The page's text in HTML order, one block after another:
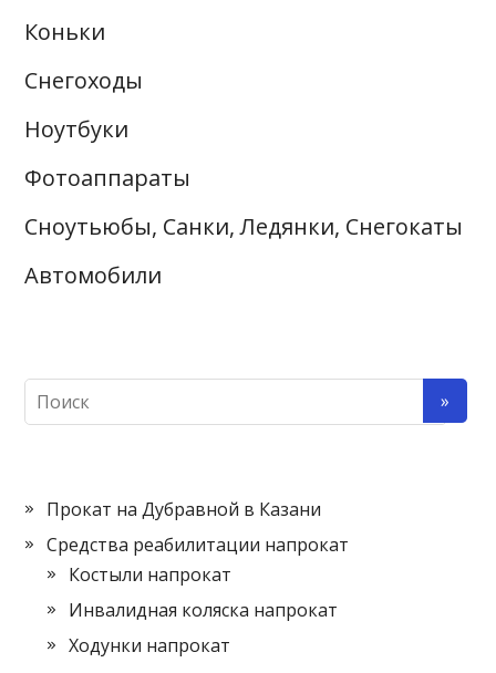
Коньки
Снегоходы
Ноутбуки
Фотоаппараты
Сноутьюбы, Санки, Ледянки, Снегокаты
Автомобили
Прокат на Дубравной в Казани
Средства реабилитации напрокат
Костыли напрокат
Инвалидная коляска напрокат
Ходунки напрокат